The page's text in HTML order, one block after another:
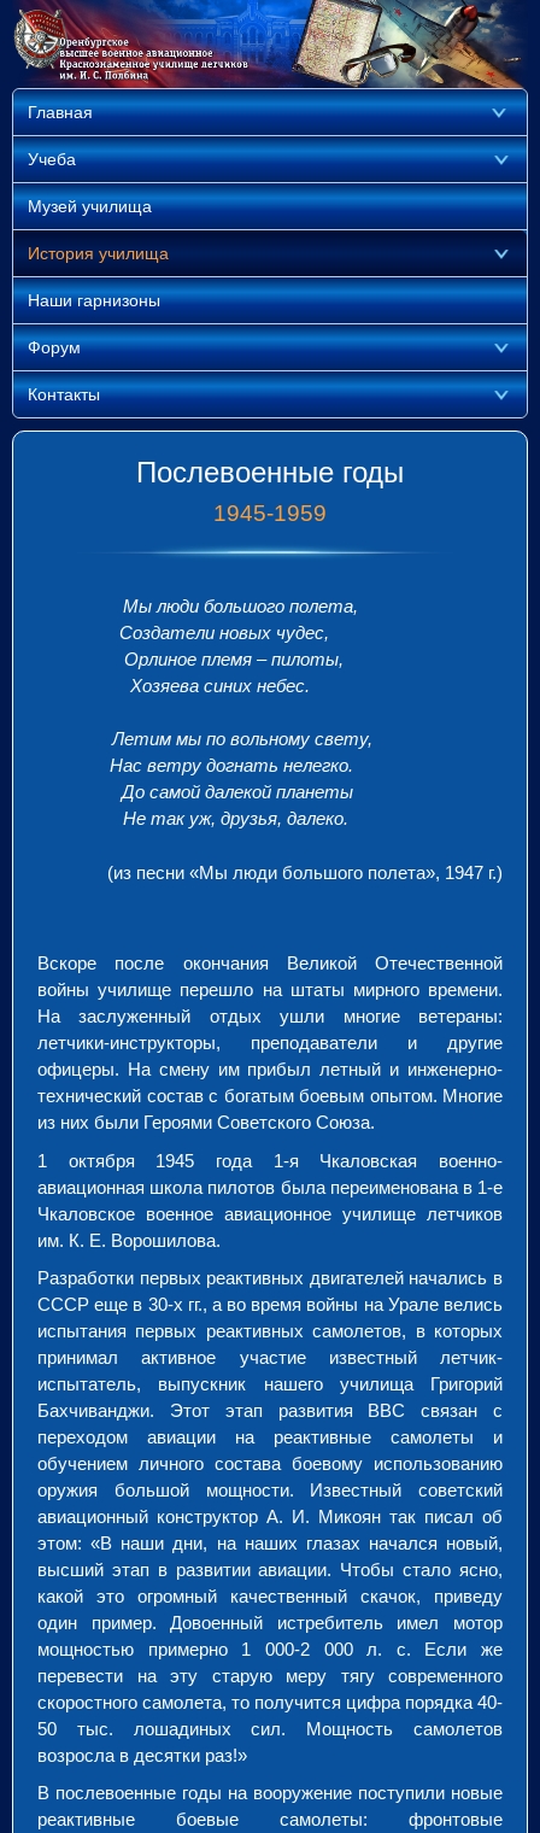
Главная
Учеба
Музей училища
История училища
Наши гарнизоны
Форум
Контакты
Послевоенные годы
1945-1959
Мы люди большого полета,
Создатели новых чудес,
Орлиное племя – пилоты,
Хозяева синих небес.
Летим мы по вольному свету,
Нас ветру догнать нелегко.
До самой далекой планеты
Не так уж, друзья, далеко.
(из песни «Мы люди большого полета», 1947 г.)
Вскоре после окончания Великой Отечественной
войны училище перешло на штаты мирного времени.
На заслуженный отдых ушли многие ветераны:
летчики-инструкторы, преподаватели и другие
офицеры. На смену им прибыл летный и инженерно-
технический состав с богатым боевым опытом. Многие
из них были Героями Советского Союза.
1 октября 1945 года 1-я Чкаловская военно-
авиационная школа пилотов была переименована в 1-е
Чкаловское военное авиационное училище летчиков
им. К. Е. Ворошилова.
Разработки первых реактивных двигателей начались в
СССР еще в 30-х гг., а во время войны на Урале велись
испытания первых реактивных самолетов, в которых
принимал активное участие известный летчик-
испытатель, выпускник нашего училища Григорий
Бахчиванджи. Этот этап развития ВВС связан с
переходом авиации на реактивные самолеты и
обучением личного состава боевому использованию
оружия большой мощности. Известный советский
авиационный конструктор А. И. Микоян так писал об
этом: «В наши дни, на наших глазах начался новый,
высший этап в развитии авиации. Чтобы стало ясно,
какой это огромный качественный скачок, приведу
один пример. Довоенный истребитель имел мотор
мощностью примерно 1 000-2 000 л. с. Если же
перевести на эту старую меру тягу современного
скоростного самолета, то получится цифра порядка 40-
50 тыс. лошадиных сил. Мощность самолетов
возросла в десятки раз!»
В послевоенные годы на вооружение поступили новые
реактивные боевые самолеты: фронтовые